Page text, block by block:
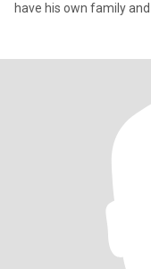
have his own family